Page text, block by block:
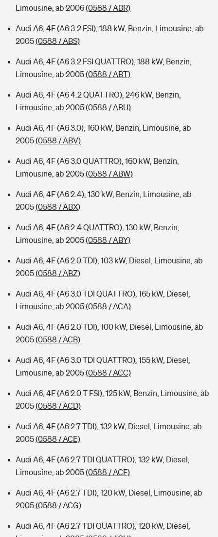
Limousine, ab 2006(0588 / ABR)
Audi A6, 4F (A6 3.2 FSI), 188 kW, Benzin, Limousine, ab
2005(0588 / ABS)
Audi A6, 4F (A6 3.2 FSI QUATTRO), 188 kW, Benzin,
Limousine, ab 2005(0588 / ABT)
Audi A6, 4F (A6 4.2 QUATTRO), 246 kW, Benzin,
Limousine, ab 2005(0588 / ABU)
Audi A6, 4F (A6 3.0), 160 kW, Benzin, Limousine, ab
2005(0588 / ABV)
Audi A6, 4F (A6 3.0 QUATTRO), 160 kW, Benzin,
Limousine, ab 2005(0588 / ABW)
Audi A6, 4F (A6 2.4), 130 kW, Benzin, Limousine, ab
2005(0588 / ABX)
Audi A6, 4F (A6 2.4 QUATTRO), 130 kW, Benzin,
Limousine, ab 2005(0588 / ABY)
Audi A6, 4F (A6 2.0 TDI), 103 kW, Diesel, Limousine, ab
2005(0588 / ABZ)
Audi A6, 4F (A6 3.0 TDI QUATTRO), 165 kW, Diesel,
Limousine, ab 2005(0588 / ACA)
Audi A6, 4F (A6 2.0 TDI), 100 kW, Diesel, Limousine, ab
2005(0588 / ACB)
Audi A6, 4F (A6 3.0 TDI QUATTRO), 155 kW, Diesel,
Limousine, ab 2005(0588 / ACC)
Audi A6, 4F (A6 2.0 T FSI), 125 kW, Benzin, Limousine, ab
2005(0588 / ACD)
Audi A6, 4F (A6 2.7 TDI), 132 kW, Diesel, Limousine, ab
2005(0588 / ACE)
Audi A6, 4F (A6 2.7 TDI QUATTRO), 132 kW, Diesel,
Limousine, ab 2005(0588 / ACF)
Audi A6, 4F (A6 2.7 TDI), 120 kW, Diesel, Limousine, ab
2005(0588 / ACG)
Audi A6, 4F (A6 2.7 TDI QUATTRO), 120 kW, Diesel,